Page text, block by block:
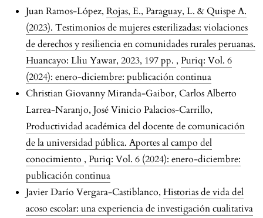
Juan Ramos-López, Rojas, E., Paraguay, L. & Quispe A.
(2023). Testimonios de mujeres esterilizadas: violaciones
de derechos y resiliencia en comunidades rurales peruanas.
Huancayo: Lliu Yawar, 2023, 197 pp. , Puriq: Vol. 6
(2024): enero-diciembre: publicación continua
Christian Giovanny Miranda-Gaibor, Carlos Alberto
Larrea-Naranjo, José Vinicio Palacios-Carrillo,
Productividad académica del docente de comunicación
de la universidad pública. Aportes al campo del
conocimiento , Puriq: Vol. 6 (2024): enero-diciembre:
publicación continua
Javier Darío Vergara-Castiblanco, Historias de vida del
acoso escolar: una experiencia de investigación cualitativa